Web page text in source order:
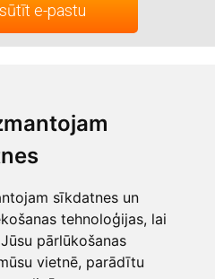
sīkdatnes un
tehnoloģijas, lai
pārlūkošanas
vietnē, parādītu
e-pastu
saņemšana
Kam ir piemērots līzings?
Mazie un vidējie uzņēmumi (MVU)